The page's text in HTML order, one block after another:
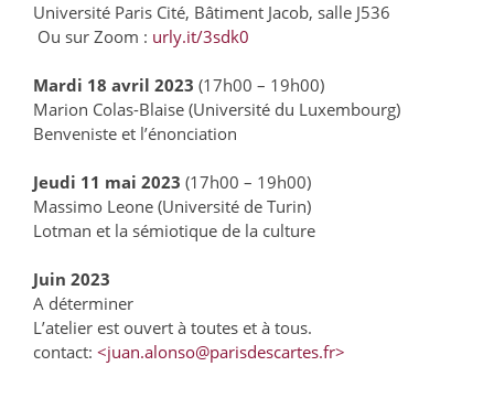
Université Paris Cité, Bâtiment Jacob, salle J536
Ou sur Zoom : urly.it/3sdk0
Mardi 18 avril 2023 (17h00 – 19h00)
Marion Colas-Blaise (Université du Luxembourg)
Benveniste et l’énonciation
Jeudi 11 mai 2023 (17h00 – 19h00)
Massimo Leone (Université de Turin)
Lotman et la sémiotique de la culture
Juin 2023
A déterminer
L’atelier est ouvert à toutes et à tous.
contact: <juan.alonso@parisdescartes.fr>